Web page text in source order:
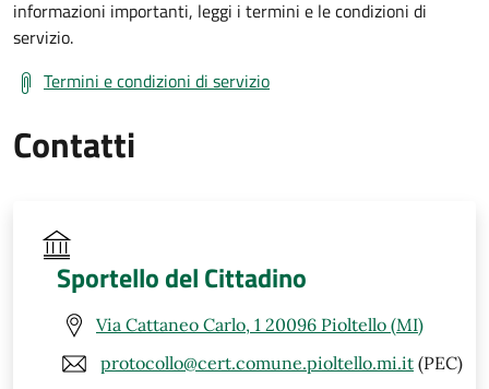
informazioni importanti, leggi i termini e le condizioni di
servizio.
Termini e condizioni di servizio
Contatti
Sportello del Cittadino
Via Cattaneo Carlo, 1 20096 Pioltello (MI)
protocollo@cert.comune.pioltello.mi.it (PEC)